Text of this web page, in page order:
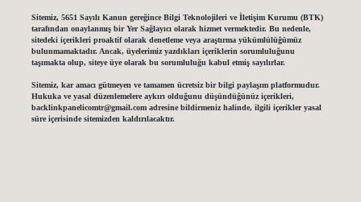
Sitemiz, 5651 Sayılı Kanun gereğince Bilgi Teknolojileri ve İletişim Kurumu (BTK)
tarafından onaylanmış bir Yer Sağlayıcı olarak hizmet vermektedir. Bu nedenle,
sitedeki içerikleri proaktif olarak denetleme veya araştırma yükümlülüğümüz
bulunmamaktadır. Ancak, üyelerimiz yazdıkları içeriklerin sorumluluğunu
taşımakta olup, siteye üye olarak bu sorumluluğu kabul etmiş sayılırlar.
Sitemiz, kar amacı gütmeyen ve tamamen ücretsiz bir bilgi paylaşım platformudur.
Hukuka ve yasal düzenlemelere aykırı olduğunu düşündüğünüz içerikleri,
backlinkpanelicomtr@gmail.comadresine bildirmeniz halinde, ilgili içerikler yasal
süre içerisinde sitemizden kaldırılacaktır.